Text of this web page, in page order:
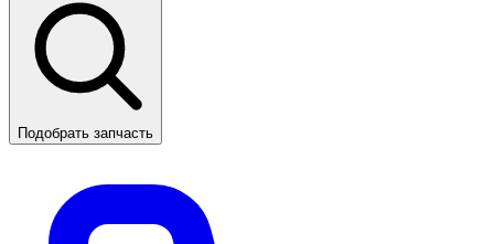
Подобрать запчасть